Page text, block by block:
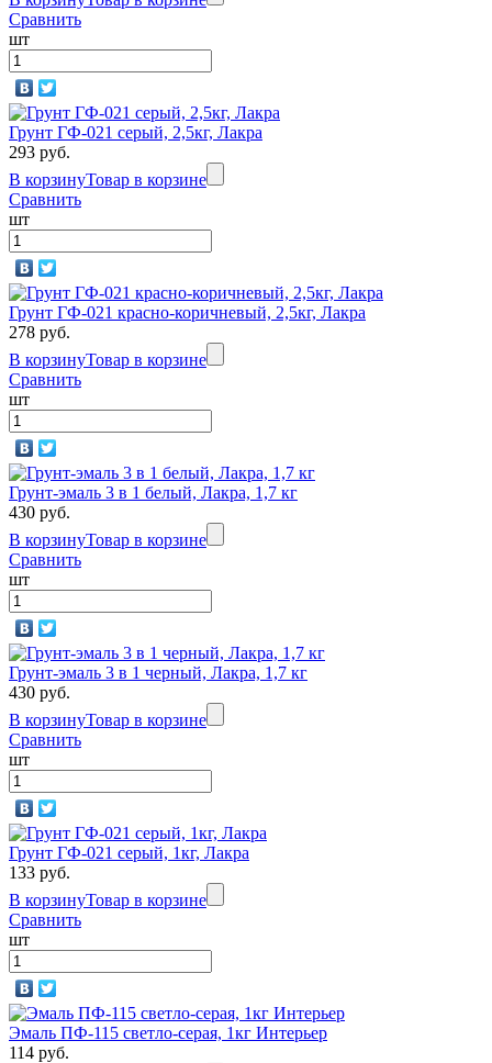
Сравнить
шт
Грунт ГФ-021 серый, 2,5кг, Лакра
293 руб.
В корзинуТовар в корзине
Сравнить
шт
Грунт ГФ-021 красно-коричневый, 2,5кг, Лакра
278 руб.
В корзинуТовар в корзине
Сравнить
шт
Грунт-эмаль 3 в 1 белый, Лакра, 1,7 кг
430 руб.
В корзинуТовар в корзине
Сравнить
шт
Грунт-эмаль 3 в 1 черный, Лакра, 1,7 кг
430 руб.
В корзинуТовар в корзине
Сравнить
шт
Грунт ГФ-021 серый, 1кг, Лакра
133 руб.
В корзинуТовар в корзине
Сравнить
шт
Эмаль ПФ-115 светло-серая, 1кг Интерьер
114 руб.